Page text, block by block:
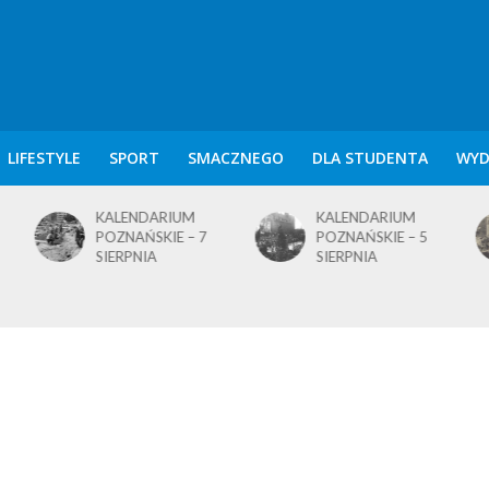
LIFESTYLE SPORT SMACZNEGO DLA STUDENTA
KALENDARIUM
POZNAŃSKIE – 7
SIERPNIA
KALENDARIUM
POZNAŃSKIE – 5
SIERPNIA